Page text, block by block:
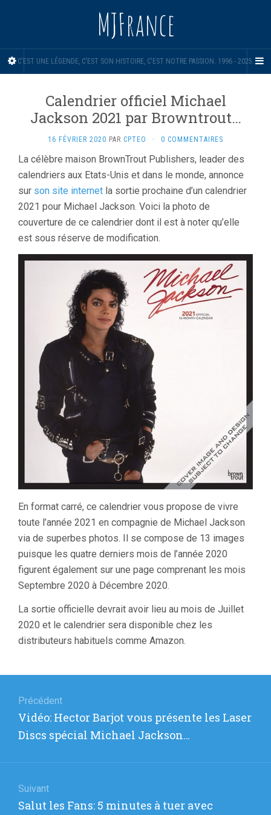
MJFrance
C'EST UNE LÉGENDE, C'EST SON HISTOIRE, C'EST NOTRE PASSION. 1996 - 2025.
Calendrier officiel Michael
Jackson 2021 par Browntrout…
16 FÉVRIER 2020 PAR CPTEO · 0 COMMENTAIRES
La célèbre maison BrownTrout Publishers, leader des
calendriers aux Etats-Unis et dans le monde, annonce
sur son site internet la sortie prochaine d’un calendrier
2021 pour Michael Jackson. Voici la photo de
couverture de ce calendrier dont il est à noter qu’elle
est sous réserve de modification.
En format carré, ce calendrier vous propose de vivre
toute l’année 2021 en compagnie de Michael Jackson
via de superbes photos. Il se compose de 13 images
puisque les quatre derniers mois de l’année 2020
figurent également sur une page comprenant les mois
Septembre 2020 à Décembre 2020.
La sortie officielle devrait avoir lieu au mois de Juillet
2020 et le calendrier sera disponible chez les
distributeurs habituels comme Amazon.
de
l’article
Précédent
Article
précédent
Vidéo: Hector Barjot vous présente les Laser
Discs spécial Michael Jackson…
Suivant
Article
Salut les Fans: 5 minutes à tuer avec